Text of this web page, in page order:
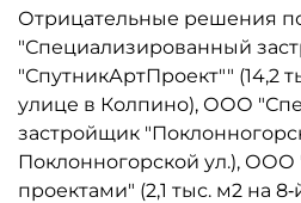
Отрицательные решения
"Специализированный
"СпутникАртПроект"" (14,2
улице в Колпино), ООО
застройщик
Поклонногорской ул.),
проектами" (2,1 тыс. м2 на